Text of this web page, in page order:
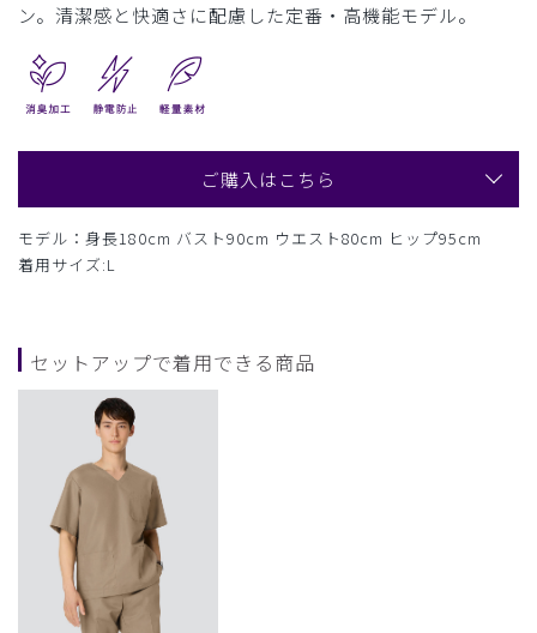
ン。清潔感と快適さに配慮した定番・高機能モデル。
ご購入はこちら
モデル：身長180cm バスト90cm ウエスト80cm ヒップ95cm
着用サイズ:L
セットアップで着用できる商品